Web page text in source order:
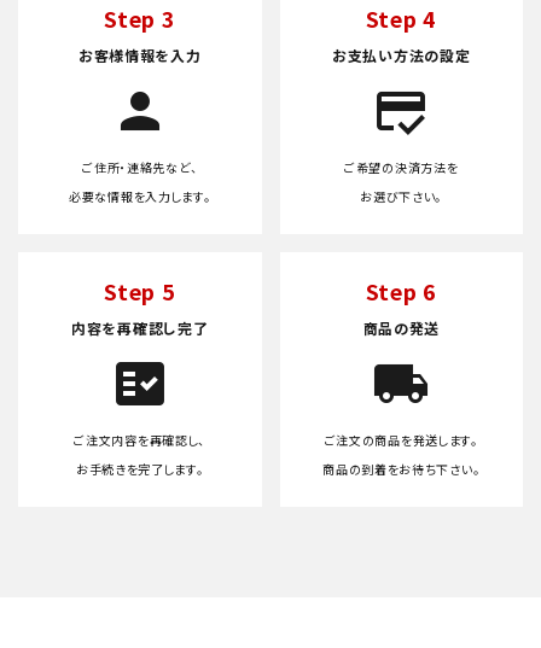
Step 3
お客様情報を入力
person
ご住所・連絡先など、
必要な情報を入力します。
Step 4
お支払い方法の設定
credit_score
ご希望の決済方法を
お選び下さい。
Step 5
内容を再確認し完了
fact_check
ご注文内容を再確認し、
お手続きを完了します。
Step 6
商品の発送
local_shipping
ご注文の商品を発送します。
商品の到着をお待ち下さい。